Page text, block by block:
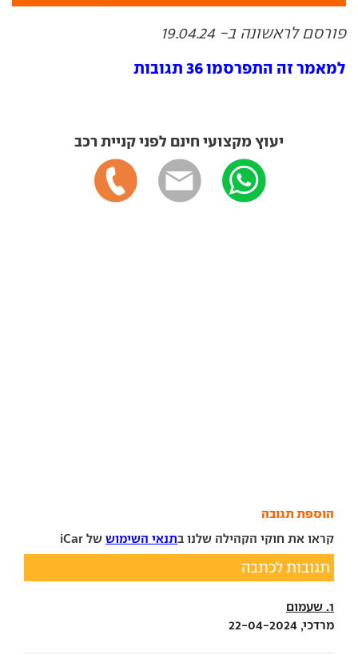
פורסם לראשונה ב- 19.04.24
למאמר זה התפרסמו 36 תגובות
יעוץ מקצועי חינם לפני קניית רכב
הוספת תגובה
קראו את חוקי הקהילה שלנו בתנאי השימוש של iCar
תגובות לכתבה
1. שעמום
מרדכי, 22-04-2024